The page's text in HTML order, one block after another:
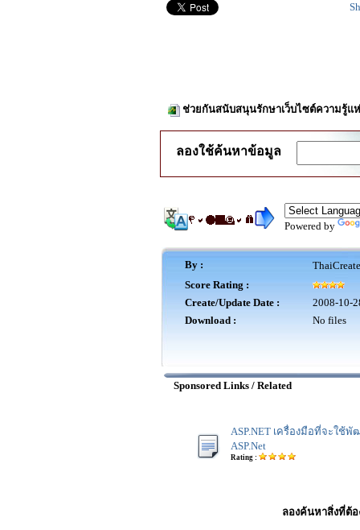
ช่วยกันสนับสนุนรักษาเว็บไซต์ความรู้แ
ลองใช้ค้นหาข้อมูล
Powered by
By :
Score Rating :
Create/Update Date :
2008-10-
Download :
No files
Sponsored Links / Related
ASP.NET เครื่องมือที่จะใช้
ASP.Net
Rating :
ลองค้นหาสิ่งที่ต้อ